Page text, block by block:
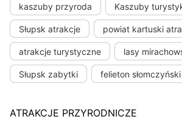
kaszuby przyroda Kaszuby
Słupsk atrakcje powiat kartuski
atrakcje turystyczne lasy
Słupsk zabytki felieton słomczyński
ATRAKCJE PRZYRODNICZE